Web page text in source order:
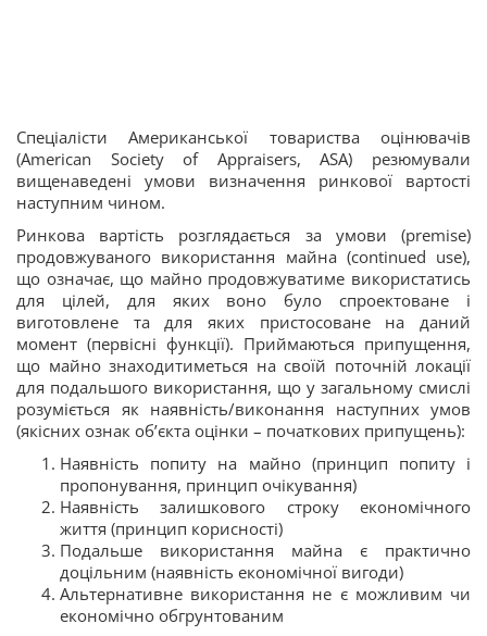
Спеціалісти Американської товариства оцінювачів
(American Society of Appraisers, ASA) резюмували
вищенаведені умови визначення ринкової вартості
наступним чином.
Ринкова вартість розглядається за умови (premise)
продовжуваного використання майна (continued use),
що означає, що майно продовжуватиме використатись
для цілей, для яких воно було спроектоване і
виготовлене та для яких пристосоване на даний
момент (первісні функції). Приймаються припущення,
що майно знаходитиметься на своїй поточній локації
для подальшого використання, що у загальному смислі
розуміється як наявність/виконання наступних умов
(якісних ознак об’єкта оцінки – початкових припущень):
Наявність попиту на майно (принцип попиту і
пропонування, принцип очікування)
Наявність залишкового строку економічного
життя (принцип корисності)
Подальше використання майна є практично
доцільним (наявність економічної вигоди)
Альтернативне використання не є можливим чи
економічно обгрунтованим